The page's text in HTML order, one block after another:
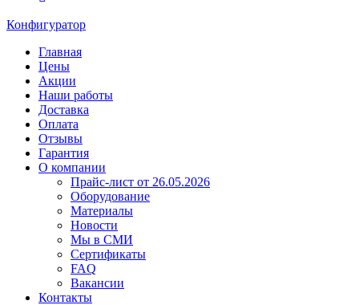
Конфигуратор
Главная
Цены
Акции
Наши работы
Доставка
Оплата
Отзывы
Гарантия
О компании
Прайс-лист от 26.05.2026
Оборудование
Материалы
Новости
Мы в СМИ
Сертификаты
FAQ
Вакансии
Контакты